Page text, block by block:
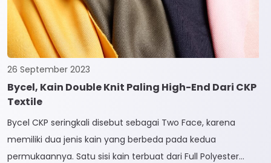
26 September 2023
Bycel, Kain Double Knit Paling High-End Dari CKP
Textile
Bycel CKP seringkali disebut sebagai Two Face, karena
memiliki dua jenis kain yang berbeda pada kedua
permukaannya. Satu sisi kain terbuat dari Full Polyester